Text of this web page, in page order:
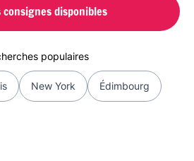
consignes disponibles
populaires
New York Édimbourg